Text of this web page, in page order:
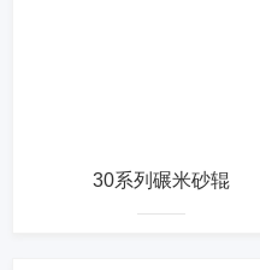
30系列碾米砂辊